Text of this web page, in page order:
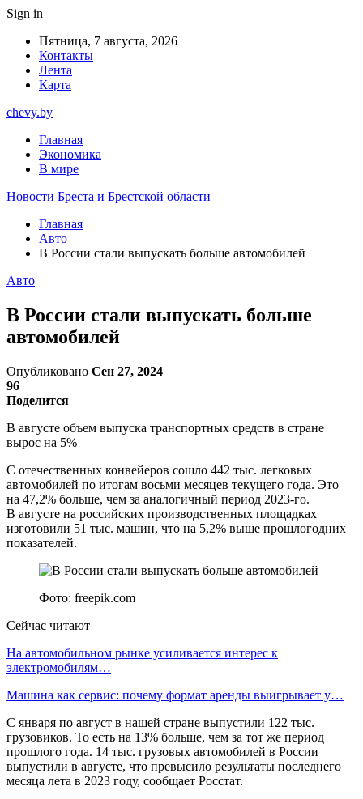
Sign in
Пятница, 7 августа, 2026
Контакты
Лента
Карта
chevy.by
Главная
Экономика
В мире
Новости Бреста и Брестской области
Главная
Авто
В России стали выпускать больше автомобилей
Авто
В России стали выпускать больше
автомобилей
Опубликовано Сен 27, 2024
96
Поделится
В августе объем выпуска транспортных средств в стране
вырос на 5%
С отечественных конвейеров сошло 442 тыс. легковых
автомобилей по итогам восьми месяцев текущего года. Это
на 47,2% больше, чем за аналогичный период 2023-го.
В августе на российских производственных площадках
изготовили 51 тыс. машин, что на 5,2% выше прошлогодних
показателей.
Фото: freepik.com
Сейчас читают
На автомобильном рынке усиливается интерес к
электромобилям…
Машина как сервис: почему формат аренды выигрывает у…
С января по август в нашей стране выпустили 122 тыс.
грузовиков. То есть на 13% больше, чем за тот же период
прошлого года. 14 тыс. грузовых автомобилей в России
выпустили в августе, что превысило результаты последнего
месяца лета в 2023 году, сообщает Росстат.